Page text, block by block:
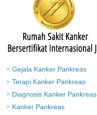
Gejala Kanker Pankreas
Terapi Kanker Pankreas
Diagnosis Kanker Pankreas
Kanker Pankreas